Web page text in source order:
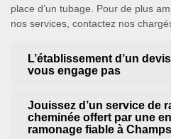
place d’un tubage. Pour de plus
nos services, contactez nos
L’établissement d’un
vous engage pas
Jouissez d’un service de
cheminée offert par une
ramonage fiable à